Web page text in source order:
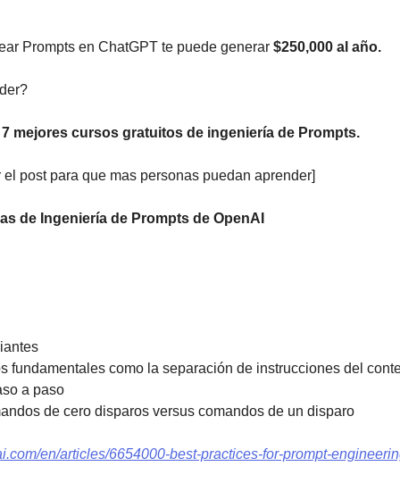
Prompts en ChatGPT te puede generar $250,000 al año.
7 mejores cursos gratuitos de ingeniería de Prompts.
post para que mas personas puedan aprender]
de Ingeniería de Prompts de OpenAI
fundamentales como la separación de instrucciones del
a paso
de cero disparos versus comandos de un disparo
en/articles/6654000-best-practices-for-prompt-